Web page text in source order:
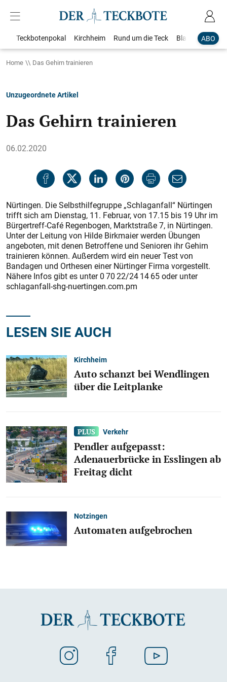
ABO
Teckbotenpokal Kirchheim Rund um die Teck Blaulicht
Home Das Gehirn trainieren
Unzugeordnete Artikel
Das Gehirn trainieren
06.02.2020
Nürtingen. Die Selbsthilfegruppe „Schlaganfall“ Nürtingen
trifft sich am Dienstag, 11. Februar, von 17.15 bis 19 Uhr im
Bürgertreff-Café Regenbogen, Marktstraße 7, in Nürtingen.
Unter der Leitung von Hilde Birkmaier werden Übungen
angeboten, mit denen Betroffene und Senioren ihr Gehirn
trainieren können. Außerdem wird ein neuer Test von
Bandagen und Orthesen einer Nürtinger Firma vorgestellt.
Nähere Infos gibt es unter 0 70 22/24 14 65 oder unter
schlaganfall-shg-nuertingen.com.pm
LESEN SIE AUCH
Kirchheim
Auto schanzt bei Wendlingen
über die Leitplanke
Verkehr
Pendler aufgepasst:
Adenauerbrücke in Esslingen ab
Freitag dicht
Notzingen
Automaten aufgebrochen